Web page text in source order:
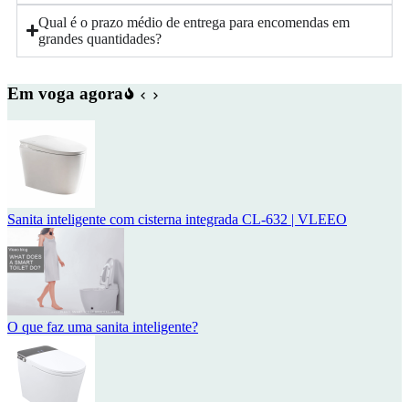
Qual é o prazo médio de entrega para encomendas em
grandes quantidades?
Em voga agora
Sanita inteligente com cisterna integrada CL-632 | VLEEO
O que faz uma sanita inteligente?